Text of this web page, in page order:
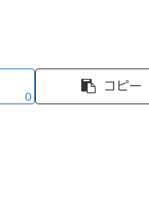
0
コピー